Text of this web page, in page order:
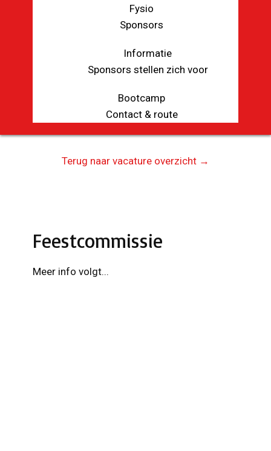
Fysio
Sponsors
Informatie
Sponsors stellen zich voor
Bootcamp
Contact & route
Terug naar vacature overzicht →
Feestcommissie
Meer info volgt...